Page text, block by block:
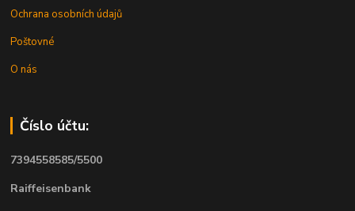
Ochrana osobních údajů
Poštovné
O nás
Číslo účtu:
7394558585/5500
Raiffeisenbank